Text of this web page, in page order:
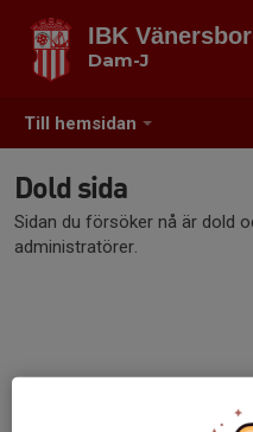
Till hemsidan
IBK
Dam-J
Dold sida
Sidan du försöker nå är dold
administratörer.